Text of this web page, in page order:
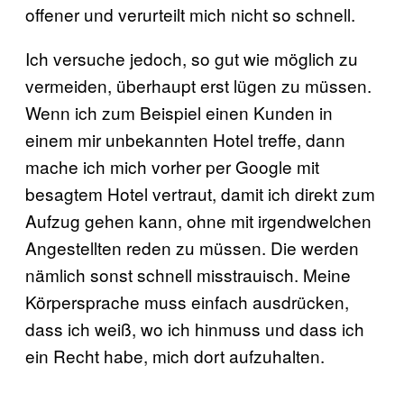
offener und verurteilt mich nicht so schnell.
Ich versuche jedoch, so gut wie möglich zu
vermeiden, überhaupt erst lügen zu müssen.
Wenn ich zum Beispiel einen Kunden in
einem mir unbekannten Hotel treffe, dann
mache ich mich vorher per Google mit
besagtem Hotel vertraut, damit ich direkt zum
Aufzug gehen kann, ohne mit irgendwelchen
Angestellten reden zu müssen. Die werden
nämlich sonst schnell misstrauisch. Meine
Körpersprache muss einfach ausdrücken,
dass ich weiß, wo ich hinmuss und dass ich
ein Recht habe, mich dort aufzuhalten.